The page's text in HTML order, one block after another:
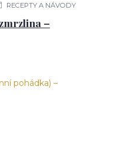
RECEPTY A NÁVODY
–